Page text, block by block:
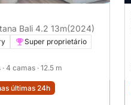
Bali 4.2 13m(2024)
Super proprietário
· 4 camas · 12.5 m
últimas 24h